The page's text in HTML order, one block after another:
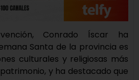
Conrado Íscar ha
Santa de la provincia es
culturales y religiosas más
y ha destacado que